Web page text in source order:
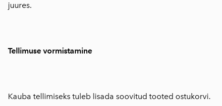
juures.
Tellimuse vormistamine
Kauba tellimiseks tuleb lisada soovitud tooted ostukorvi.